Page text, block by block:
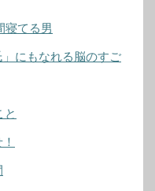
寝てる男
にもなれる脳のすご
と